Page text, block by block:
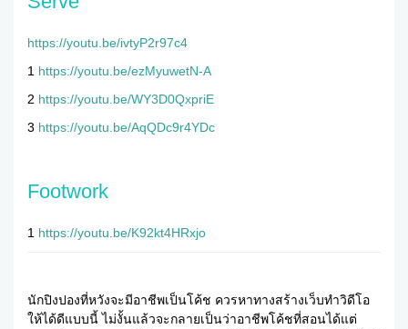
https://youtu.be/ivtyP2r97c4
1 https://youtu.be/ezMyuwetN-A
2 https://youtu.be/WY3D0QxpriE
3 https://youtu.be/AqQDc9r4YDc
Footwork
1 https://youtu.be/K92kt4HRxjo
นักปิงปองที่หวังจะมีอาชีพเป็นโค้ช ควรหาทางสร้างเว็บทำวิดีโอ
ให้ได้ดีแบบนี้ ไม่งั้นแล้วจะกลายเป็นว่าอาชีพโค้ชที่สอนได้แต่